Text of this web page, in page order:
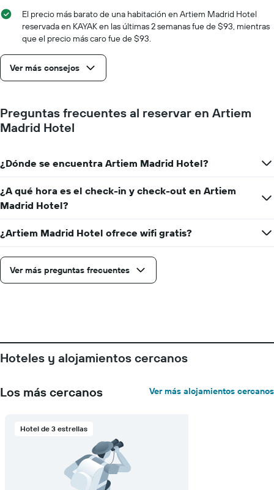
que
indica
cantidad
de
días
para
la
gráfico
muestra
1
eje
Y
que
indica
el
precio
promedio
El precio más barato de una habitación en Artiem Madrid Hotel
reservada en KAYAK en las últimas 2 semanas fue de $93, mientras
que el precio más caro fue de $93.
Ver más consejos
Preguntas frecuentes al reservar en Artiem
Madrid Hotel
¿Dónde se encuentra Artiem Madrid Hotel?
¿A qué hora es el check-in y check-out en Artiem
Madrid Hotel?
¿Artiem Madrid Hotel ofrece wifi gratis?
Ver más preguntas frecuentes
Hoteles y alojamientos cercanos
Los más cercanos Ver más alojamientos cercanos
Hotel de 3 estrellas